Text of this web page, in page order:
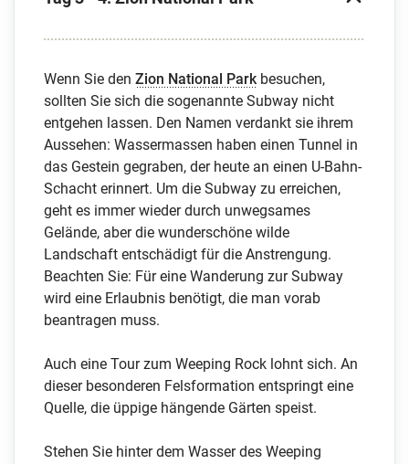
Wenn Sie den Zion National Parkbesuchen,
sollten Sie sich die sogenannte Subway nicht
entgehen lassen. Den Namen verdankt sie ihrem
Aussehen: Wassermassen haben einen Tunnel in
das Gestein gegraben, der heute an einen U-Bahn-
Schacht erinnert. Um die Subway zu erreichen,
geht es immer wieder durch unwegsames
Gelände, aber die wunderschöne wilde
Landschaft entschädigt für die Anstrengung.
Beachten Sie: Für eine Wanderung zur Subway
wird eine Erlaubnis benötigt, die man vorab
beantragen muss.
Auch eine Tour zum Weeping Rock lohnt sich. An
dieser besonderen Felsformation entspringt eine
Quelle, die üppige hängende Gärten speist.
Stehen Sie hinter dem Wasser des Weeping